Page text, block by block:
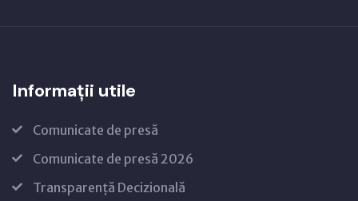
Informații utile
Comunicate de presă
Comunicate de presă 2026
Transparență Decizională